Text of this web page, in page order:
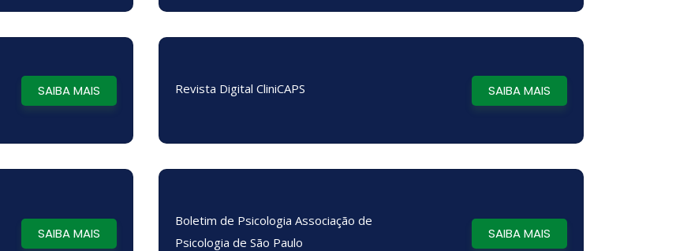
SAIBA MAIS Revista Digital CliniCAPS SAIBA MAIS
SAIBA MAIS
Boletim de Psicologia Associação de
Psicologia de São Paulo
SAIBA MAIS